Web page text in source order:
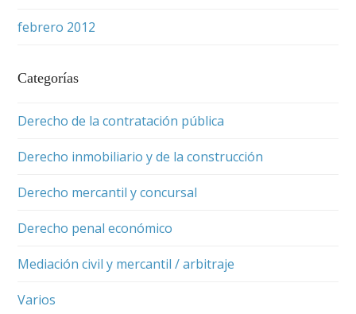
febrero 2012
Categorías
Derecho de la contratación pública
Derecho inmobiliario y de la construcción
Derecho mercantil y concursal
Derecho penal económico
Mediación civil y mercantil / arbitraje
Varios